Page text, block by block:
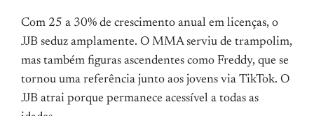
Com 25 a 30% de crescimento anual em licenças, o
JJB seduz amplamente. O MMA serviu de trampolim,
mas também figuras ascendentes como Freddy, que se
tornou uma referência junto aos jovens via TikTok. O
JJB atrai porque permanece acessível a todas as